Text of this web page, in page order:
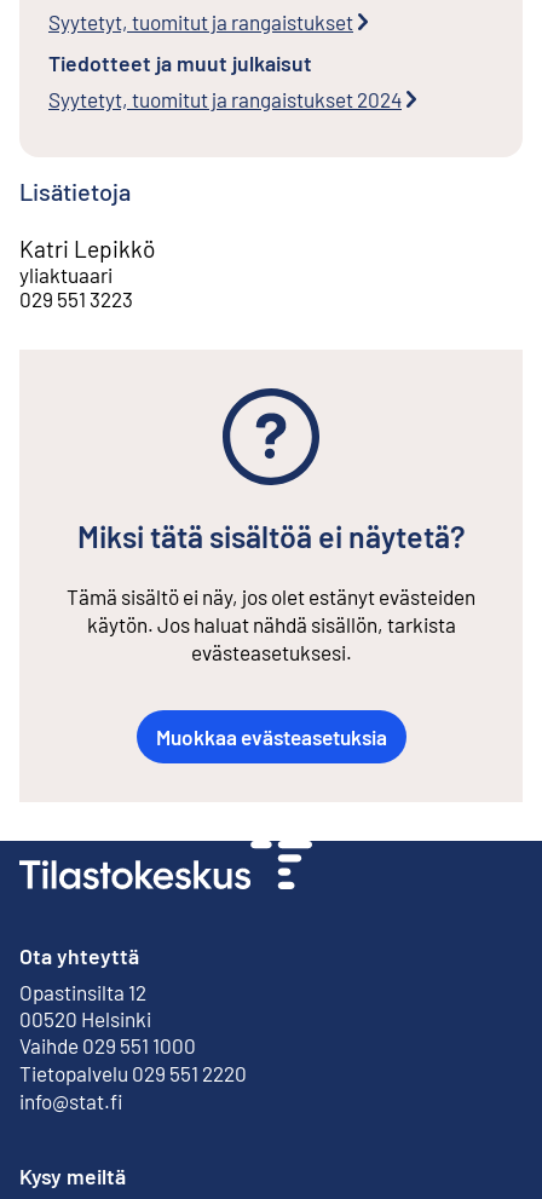
Syytetyt, tuomitut ja rangaistukset
Tiedotteet ja muut julkaisut
Syytetyt, tuomitut ja rangaistukset 2024
Lisätietoja
Katri Lepikkö
yliaktuaari
029 551 3223
Miksi tätä sisältöä ei näytetä?
Tämä sisältö ei näy, jos olet estänyt evästeiden
käytön. Jos haluat nähdä sisällön, tarkista
evästeasetuksesi.
Muokkaa evästeasetuksia
Ota yhteyttä
Opastinsilta 12
00520 Helsinki
Ulkoinen linkki
Vaihde 029 551 1000
Tietopalvelu 029 551 2220
info@stat.fi
Kysy meiltä